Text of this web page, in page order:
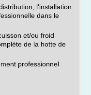
l'installation
dans le
et/ou froid
de la hotte de
professionnel